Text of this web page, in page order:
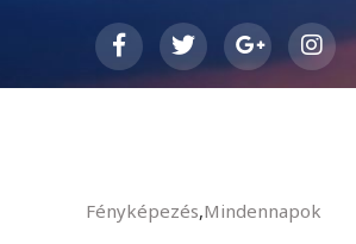
Fényképezés,Mindennapok